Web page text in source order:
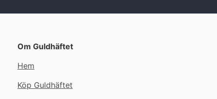
Om Guldhäftet
Hem
Köp Guldhäftet